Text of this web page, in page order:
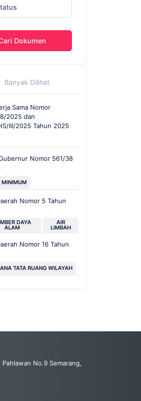
Dokumen
Banyak Dilihat
Sama Nomor
2025 dan
III/2025 Tahun 2025
Nomor 561/38
MINIMUM
Nomor 5 Tahun
DAYA
ALAM
AIR
LIMBAH
Nomor 16 Tahun
TATA RUANG WILAYAH
No.9 Semarang,